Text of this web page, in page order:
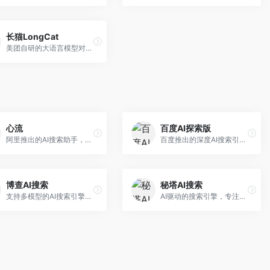
长猫LongCat
美团自研的大语言模型对话平台，专注于本地生活服务场景。面向美团生态用户，提供智能推荐、服务问答等功能，本地生活知识覆盖全面。
心流
阿里推出的AI搜索助手，专注于智能信息获取。面向普通用户，提供智能搜索、内容整理、知识问答等服务，与阿里生态深度整合。
百度AI探索版
百度推出的深度AI搜索引擎，整合百度知识图谱。面向中文用户，提供智能问答、知识探索、内容生成等服务，知识覆盖面广。
博查AI搜索
支持多模型的AI搜索引擎，整合多种大模型能力。面向AI爱好者，提供多模型搜索、答案对比、深度分析等服务，模型选择灵活。
秘塔AI搜索
AI驱动的搜索引擎，专注于无广告直达结果。面向研究者和信息获取需求者，提供深度搜索、来源标注、答案整理等服务，搜索结果干净准确，信息可信度高。